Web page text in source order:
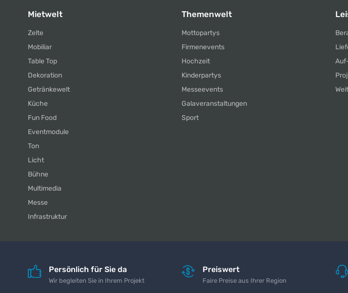
Mietwelt
Zelte
Mobiliar
Table Top
Dekoration
Getränkewelt
Küche
Fun Food
Eventmodule
Ton
Licht
Bühne
Multimedia
Messe
Infrastruktur
Themenwelt
Mottopartys
Firmenevents
Hochzeit
Kinderpartys
Messeevents
Galaveranstaltungen
Sport
Persönlich für Sie da
Wir begleiten Sie in Ihrem Projekt
Preiswert
Faire Preise aus Ihrer Region